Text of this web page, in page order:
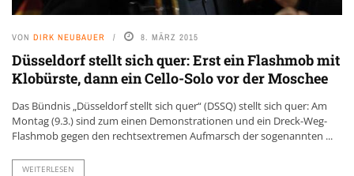
VON DIRK NEUBAUER 8. MÄRZ 2015
Düsseldorf stellt sich quer: Erst ein Flashmob mit
Klobürste, dann ein Cello-Solo vor der Moschee
Das Bündnis „Düsseldorf stellt sich quer“ (DSSQ) stellt sich quer: Am
Montag (9.3.) sind zum einen Demonstrationen und ein Dreck-Weg-
Flashmob gegen den rechtsextremen Aufmarsch der sogenannten ...
WEITERLESEN